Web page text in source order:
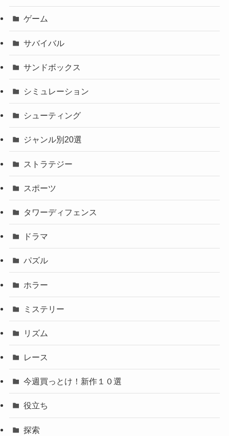
ゲーム
サバイバル
サンドボックス
シミュレーション
シューティング
ジャンル別20選
ストラテジー
スポーツ
タワーディフェンス
ドラマ
パズル
ホラー
ミステリー
リズム
レース
今週買っとけ！新作１０選
役立ち
探索